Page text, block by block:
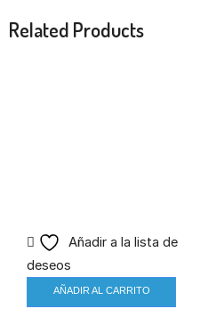
Related Products
Añadir a la lista de
deseos
AÑADIR AL CARRITO